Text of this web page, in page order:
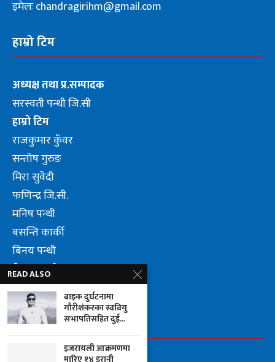
इमेलः chandragirihm@gmail.com
हाम्रो टिम
अध्यक्ष तथा प्र.सम्पादक
सरस्वती पन्थी जि.सी
हाम्रो टिम
राजकुमार कुँवर
सन्तोष गुरुङ
मिरा सुवेदी
फणिन्द्र जि.सी.
मनिष पन्थी
बसन्ति कार्की
बिनय पन्थी
दिपक पाण्डे
लुम्वीनि पन्थी जि.सी.
FOLLOW US
READ ALSO
बाइक दुर्घटनामा
गौरीशंकरका स्ववियु
सभापतिसहित दुई...
इजरायली आक्रमणमा